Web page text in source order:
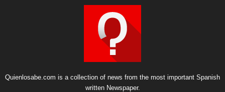
Quienlosabe.com is a collection of news from the most important Spanish
written Newspaper.